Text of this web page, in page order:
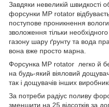
Завдяки невеликій швидкості
форсунки MP rotator
поступове проникнення
зволоження тільки
газону шару ґрунту та вода
вона вже просто марна.
Форсунка MP rotator легко й
на будь-який віяловий
так і дощувачів інших
За потреби радіус поливу
зменшити на 25 відсотків за